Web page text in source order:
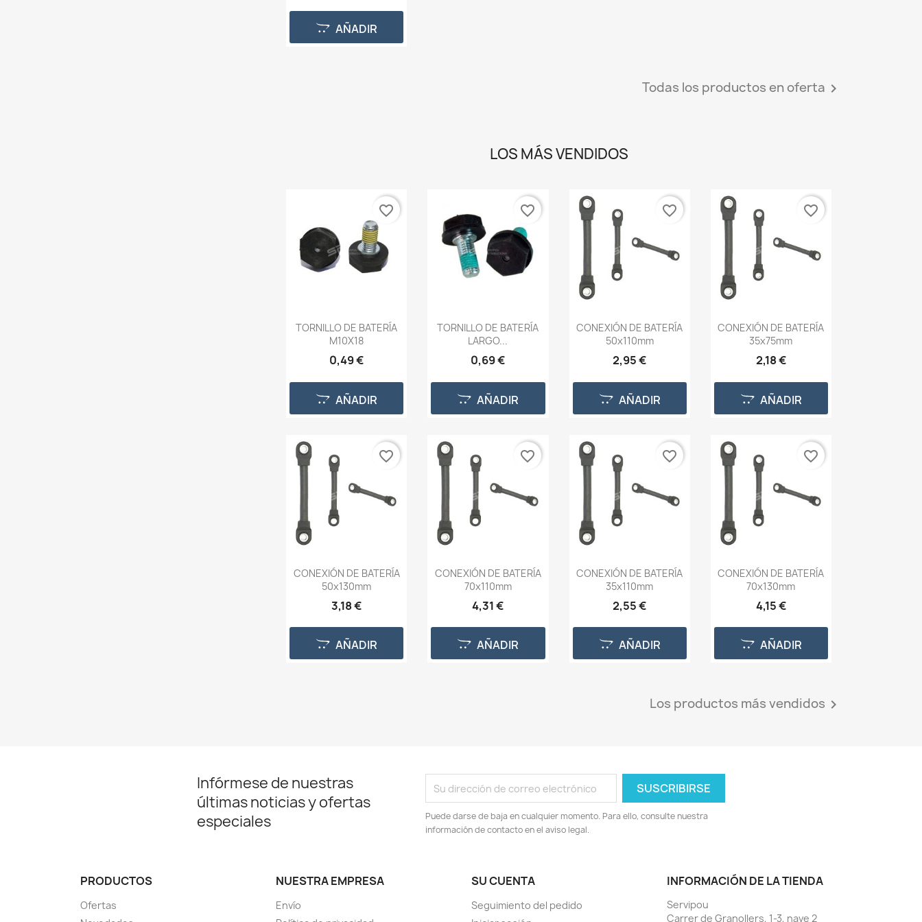
AÑADIR
Todas los productos en oferta 
LOS MÁS VENDIDOS
TORNILLO DE BATERÍA
M10X18
0,49 €
AÑADIR
favorite_border
TORNILLO DE BATERÍA
LARGO...
0,69 €
AÑADIR
favorite_border
CONEXIÓN DE BATERÍA
50x110mm
2,95 €
AÑADIR
favorite_border
CONEXIÓN DE BATERÍA
35x75mm
2,18 €
AÑADIR
favorite_border
CONEXIÓN DE BATERÍA
50x130mm
3,18 €
AÑADIR
favorite_border
CONEXIÓN DE BATERÍA
70x110mm
4,31 €
AÑADIR
favorite_border
CONEXIÓN DE BATERÍA
35x110mm
2,55 €
AÑADIR
favorite_border
CONEXIÓN DE BATERÍA
70x130mm
4,15 €
AÑADIR
favorite_border
Los productos más vendidos 
Infórmese de nuestras
últimas noticias y ofertas
especiales
Puede darse de baja en cualquier momento. Para ello, consulte nuestra
información de contacto en el aviso legal.
PRODUCTOS
Ofertas
NUESTRA EMPRESA
Envío
SU CUENTA
Seguimiento del pedido
INFORMACIÓN DE LA TIENDA
Servipou
Carrer de Granollers, 1-3, nave 2